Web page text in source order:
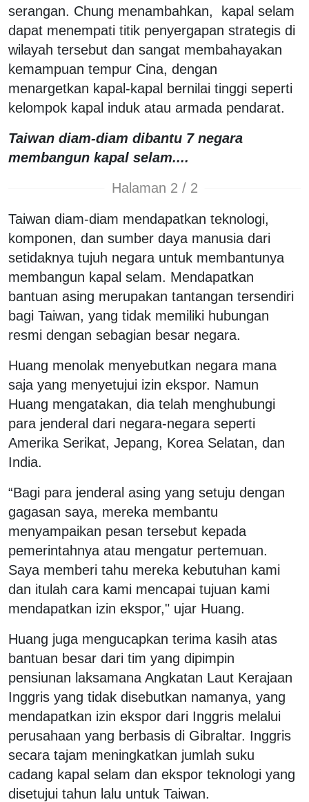
serangan. Chung menambahkan, kapal selam
dapat menempati titik penyergapan strategis di
wilayah tersebut dan sangat membahayakan
kemampuan tempur Cina, dengan
menargetkan kapal-kapal bernilai tinggi seperti
kelompok kapal induk atau armada pendarat.
Taiwan diam-diam dibantu 7 negara
membangun kapal selam....
Halaman 2 / 2
Taiwan diam-diam mendapatkan teknologi,
komponen, dan sumber daya manusia dari
setidaknya tujuh negara untuk membantunya
membangun kapal selam. Mendapatkan
bantuan asing merupakan tantangan tersendiri
bagi Taiwan, yang tidak memiliki hubungan
resmi dengan sebagian besar negara.
Huang menolak menyebutkan negara mana
saja yang menyetujui izin ekspor. Namun
Huang mengatakan, dia telah menghubungi
para jenderal dari negara-negara seperti
Amerika Serikat, Jepang, Korea Selatan, dan
India.
“Bagi para jenderal asing yang setuju dengan
gagasan saya, mereka membantu
menyampaikan pesan tersebut kepada
pemerintahnya atau mengatur pertemuan.
Saya memberi tahu mereka kebutuhan kami
dan itulah cara kami mencapai tujuan kami
mendapatkan izin ekspor," ujar Huang.
Huang juga mengucapkan terima kasih atas
bantuan besar dari tim yang dipimpin
pensiunan laksamana Angkatan Laut Kerajaan
Inggris yang tidak disebutkan namanya, yang
mendapatkan izin ekspor dari Inggris melalui
perusahaan yang berbasis di Gibraltar. Inggris
secara tajam meningkatkan jumlah suku
cadang kapal selam dan ekspor teknologi yang
disetujui tahun lalu untuk Taiwan.